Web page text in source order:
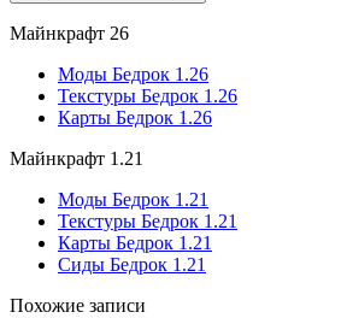
Майнкрафт 26
Моды Бедрок 1.26
Текстуры Бедрок 1.26
Карты Бедрок 1.26
Майнкрафт 1.21
Моды Бедрок 1.21
Текстуры Бедрок 1.21
Карты Бедрок 1.21
Сиды Бедрок 1.21
Похожие записи